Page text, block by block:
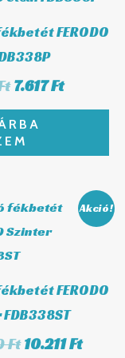
FERODO
8.190 Ft.
7.617Ft
7.617 Ft.
Akció!
FERODO
Ft
Original
price
10.211Ft
price